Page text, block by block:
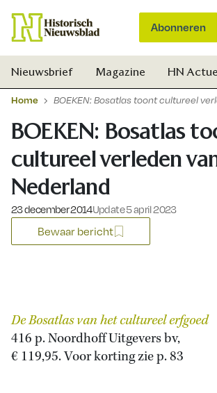
Abonneren
Nieuwsbrief Magazine HN
Home BOEKEN: Bosatlas toont cultureel
BOEKEN: Bosatlas
cultureel verleden
Nederland
Gepubliceerd op:
23 december 2014Update 5 april 2023
Bewaar bericht
DeBosatlas van het cultureel erfgoed
416 p. Noordhoff Uitgevers bv,
€ 119,95. Voor korting zie p. 83